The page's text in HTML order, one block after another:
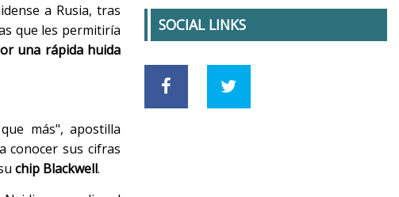
a Rusia, tras
que les permitiría
una rápida huida
más", apostilla
conocer sus cifras
chip Blackwell.
SOCIAL LINKS